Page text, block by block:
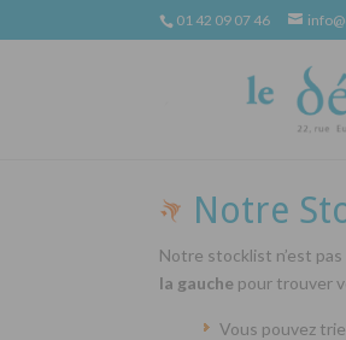
01 42 09 07 46
Notre
Notre stocklist n’est
la gauche pour trouver
Vous pouvez